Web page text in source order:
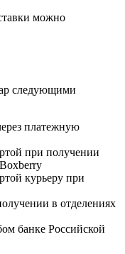
можно
следующими
платежную
при получении
курьеру при
в отделениях
банке Российской